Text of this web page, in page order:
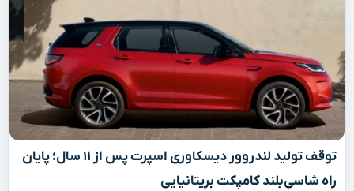
توقف تولید لندروور دیسکاوری اسپرت پس از ۱۱ سال؛ پایان
راه شاسی‌بلند کامپکت بریتانیایی